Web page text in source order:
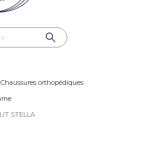
Chaussures orthopédiques
STELLA